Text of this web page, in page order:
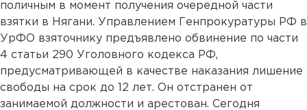
поличным в момент получения очередной части
взятки в Нягани. Управлением Генпрокуратуры РФ в
УрФО взяточнику предъявлено обвинение по части
4 статьи 290 Уголовного кодекса РФ,
предусматривающей в качестве наказания лишение
свободы на срок до 12 лет. Он отстранен от
занимаемой должности и арестован. Сегодня